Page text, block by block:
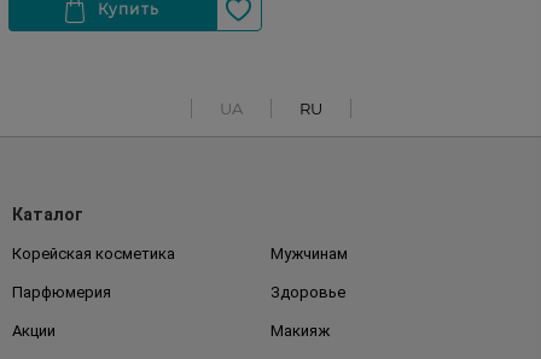
UA RU
Каталог
Корейская косметика Мужчинам
Парфюмерия Здоровье
Акции Макияж